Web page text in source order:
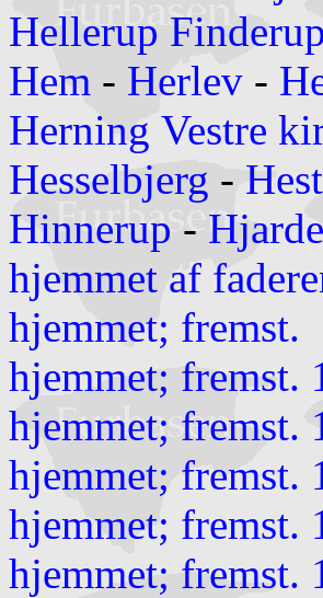
Hellerup Finderup
Hem - Herlev -
Herning Vestre
Hesselbjerg -
Hinnerup -
hjemmet af
hjemmet; fremst.
hjemmet; fremst.
hjemmet; fremst.
hjemmet; fremst.
hjemmet; fremst.
hjemmet; fremst.